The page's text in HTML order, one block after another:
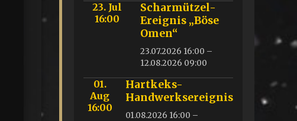
23. Jul
16:00
Scharmützel-
Ereignis „Böse
Omen“
23.07.2026 16:00 –
12.08.2026 09:00
01.
Aug
16:00
Hartkeks-
Handwerksereignis
01.08.2026 16:00 –